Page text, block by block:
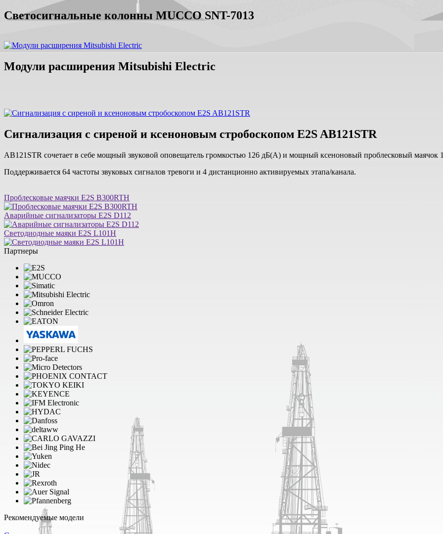
Светосигнальные колонны MUCCO SNT-7013
Модули расширения Mitsubishi Electric
Сигнализация с сиреной и ксеноновым стробоскопом E2S AB121STR
AB121STR сочетает в себе мощный звуковой оповещатель громкостью 126 дБ(A) и мощный ксеноновый проблесковый маячок
Поддерживается 64 частоты звуковых сигналов тревоги и 4 дистанционно активируемых этапа/канала.
Проблесковые маячки E2S B300RTH
Аварийные сигнализаторы E2S D112
Светодиодные маяки E2S L101H
Партнеры
Рекомендуемые модели